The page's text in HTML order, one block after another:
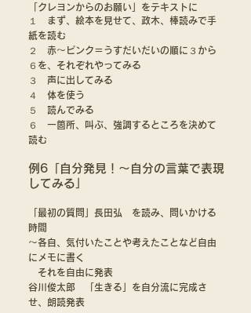
「クレヨンからのお願い」をテキストに
１ まず、絵本を見せて、政木、棒読みで手
紙を読む
２ 赤〜ピンク＝うすだいだいの順に３から
６を、それぞれやってみる
３ 声に出してみる
４ 体を使う
５ 読んでみる
６ 一箇所、叫ぶ、強調するところを決めて
読む
例6「自分発見！〜自分の言葉で表現
してみる」
「最初の質問」長田弘 を読み、問いかける
時間
〜各自、気付いたことや考えたことなど自由
にメモに書く
それを自由に発表
谷川俊太郎 「生きる」を自分流に完成さ
せ、朗読発表